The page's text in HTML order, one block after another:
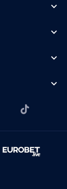
expand_more
expand_more
expand_more
expand_more